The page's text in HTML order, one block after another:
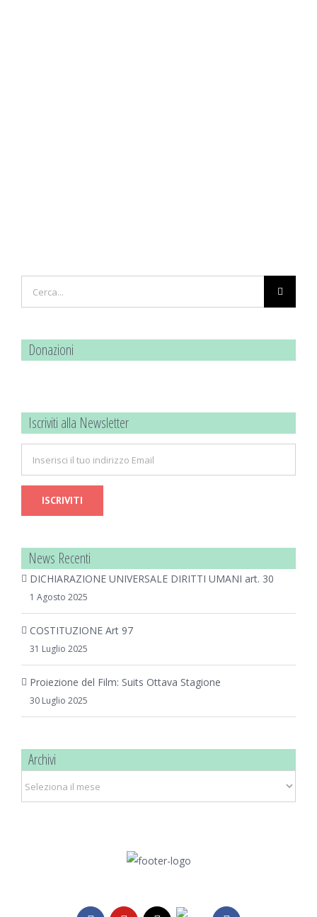
per:
Donazioni
Iscriviti alla Newsletter
News Recenti
DICHIARAZIONE UNIVERSALE DIRITTI UMANI art. 30
1 Agosto 2025
COSTITUZIONE Art 97
31 Luglio 2025
Proiezione del Film: Suits Ottava Stagione
30 Luglio 2025
Archivi
Telegram